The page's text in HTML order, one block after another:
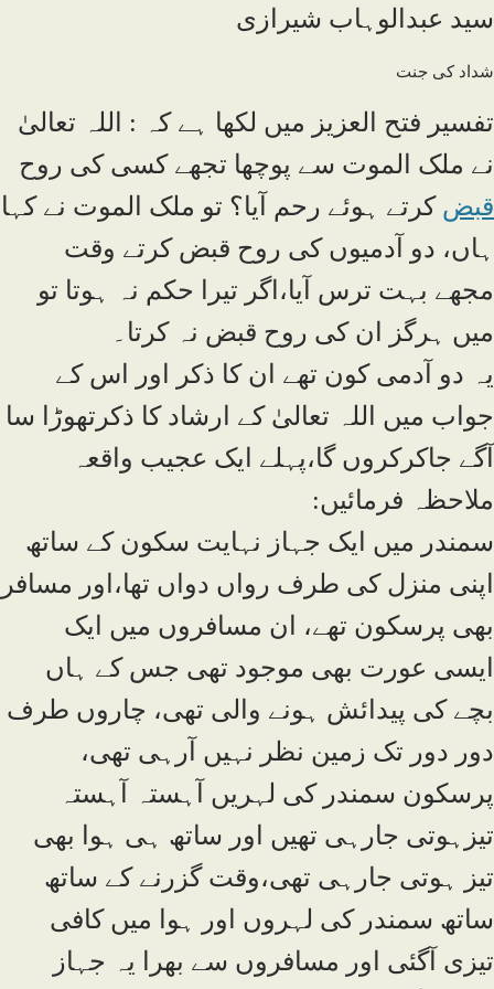
سید عبدالوہاب شیرازی
شداد کی جنت
تفسیر فتح العزیز میں لکھا ہے کہ : اللہ تعالیٰ
نے ملک الموت سے پوچھا تجھے کسی کی روح
قبض کرتے ہوئے رحم آیا؟ تو ملک الموت نے کہا
ہاں، دو آدمیوں کی روح قبض کرتے وقت
مجھے بہت ترس آیا،اگر تیرا حکم نہ ہوتا تو
میں ہرگز ان کی روح قبض نہ کرتا۔
یہ دو آدمی کون تھے ان کا ذکر اور اس کے
جواب میں اللہ تعالیٰ کے ارشاد کا ذکرتھوڑا سا
آگے جاکرکروں گا،پہلے ایک عجیب واقعہ
ملاحظہ فرمائیں:
سمندر میں ایک جہاز نہایت سکون کے ساتھ
اپنی منزل کی طرف رواں دواں تھا،اور مسافر
بھی پرسکون تھے، ان مسافروں میں ایک
ایسی عورت بھی موجود تھی جس کے ہاں
بچے کی پیدائش ہونے والی تھی، چاروں طرف
دور دور تک زمین نظر نہیں آرہی تھی،
پرسکون سمندر کی لہریں آہستہ آہستہ
تیزہوتی جارہی تھیں اور ساتھ ہی ہوا بھی
تیز ہوتی جارہی تھی،وقت گزرنے کے ساتھ
ساتھ سمندر کی لہروں اور ہوا میں کافی
تیزی آگئی اور مسافروں سے بھرا یہ جہاز